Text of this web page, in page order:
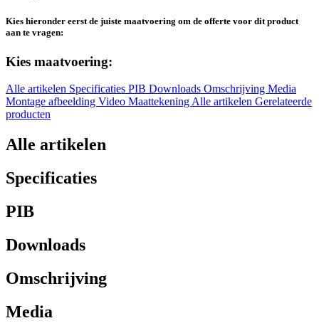
Kies hieronder eerst de juiste maatvoering om de offerte voor dit product
aan te vragen:
Kies maatvoering:
Alle artikelen Specificaties PIB Downloads Omschrijving Media
Montage afbeelding Video MaattekeningAlle artikelen Gerelateerde
producten
Alle artikelen
Specificaties
PIB
Downloads
Omschrijving
Media